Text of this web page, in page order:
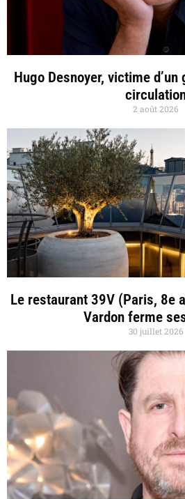
Hugo Desnoyer, victime
2 août 2026
Le restaurant 39V (Paris, 8e
Vardon ferme
30 juillet 2026